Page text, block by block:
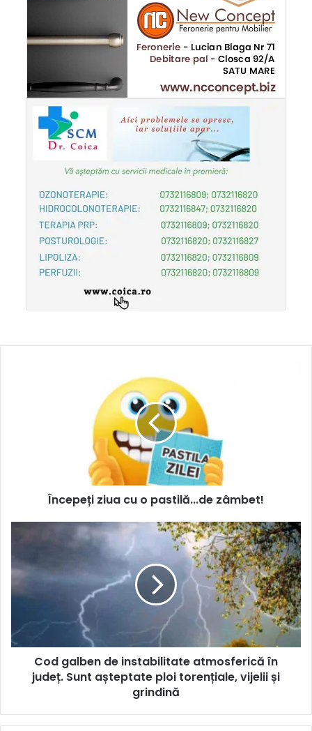
Începeți ziua cu o pastilă...de zâmbet!
Cod galben de instabilitate atmosferică în
județ. Sunt așteptate ploi torențiale, vijelii și
grindină